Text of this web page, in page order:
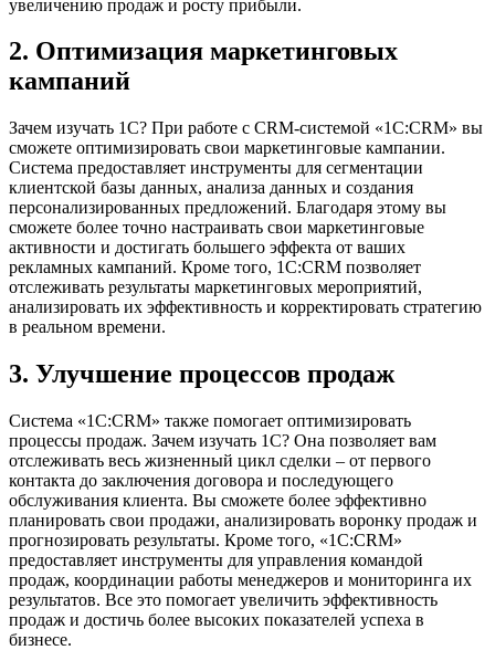
увеличению продаж и росту прибыли.
2. Оптимизация маркетинговых
кампаний
Зачем изучать 1С? При работе с CRM-системой «1С:CRM» вы
сможете оптимизировать свои маркетинговые кампании.
Система предоставляет инструменты для сегментации
клиентской базы данных, анализа данных и создания
персонализированных предложений. Благодаря этому вы
сможете более точно настраивать свои маркетинговые
активности и достигать большего эффекта от ваших
рекламных кампаний. Кроме того, 1С:CRM позволяет
отслеживать результаты маркетинговых мероприятий,
анализировать их эффективность и корректировать стратегию
в реальном времени.
3. Улучшение процессов продаж
Система «1С:CRM» также помогает оптимизировать
процессы продаж. Зачем изучать 1С? Она позволяет вам
отслеживать весь жизненный цикл сделки – от первого
контакта до заключения договора и последующего
обслуживания клиента. Вы сможете более эффективно
планировать свои продажи, анализировать воронку продаж и
прогнозировать результаты. Кроме того, «1С:CRM»
предоставляет инструменты для управления командой
продаж, координации работы менеджеров и мониторинга их
результатов. Все это помогает увеличить эффективность
продаж и достичь более высоких показателей успеха в
бизнесе.